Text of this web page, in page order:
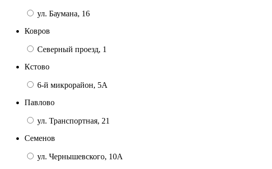
ул. Баумана, 16
Ковров
Северный проезд, 1
Кстово
6-й микрорайон, 5А
Павлово
ул. Транспортная, 21
Семенов
ул. Чернышевского, 10А